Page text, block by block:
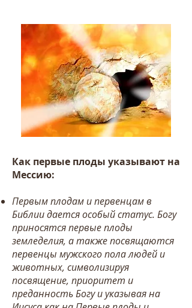
Как первые плоды указывают на
Мессию:
Первым плодам и первенцам в
Библии дается особый статус. Богу
приносятся первые плоды
земледелия, а также посвящаются
первенцы мужского пола людей и
животных, символизируя
посвящение, приоритет и
преданность Богу и указывая на